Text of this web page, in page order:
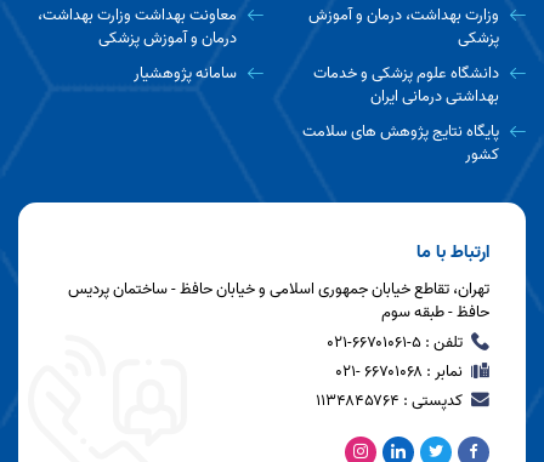
وزارت بهداشت، درمان و آموزش
پزشکی
معاونت بهداشت وزارت بهداشت،
درمان و آموزش پزشکی
دانشگاه علوم پزشکی و خدمات
بهداشتی درمانی ایران
سامانه پژوهشیار
پایگاه نتایج پژوهش های سلامت
کشور
ارتباط با ما
تهران، تقاطع خیابان جمهوری اسلامی و خیابان حافظ - ساختمان پردیس
حافظ - طبقه سوم
تلفن : ۵-۶۶۷۰۱۰۶۱-۰۲۱
نمابر : ۶۶۷۰۱۰۶۸ -۰۲۱
کدپستی : ۱۱۳۴۸۴۵۷۶۴